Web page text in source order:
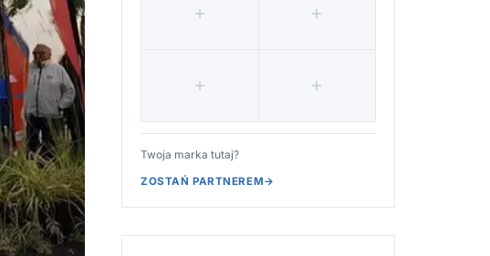
Twoja marka tutaj?
ZOSTAŃ PARTNEREM→